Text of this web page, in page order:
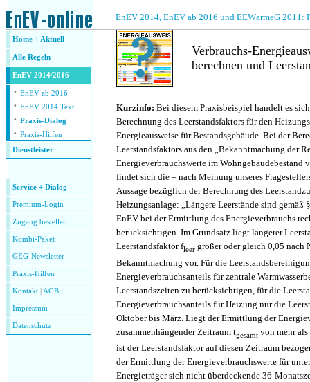
EnEV 2014, EnEV ab 2016 und EEWärmeG 2011:
Home + Aktuell
Alle Regeln
EnEV 2014/2016
· EnEV ab 2016
· EnEV 2014 Text
· Praxis-Dialog
· Praxis-Hilfen
Dienstleister
Service + Dialog
Premium-Login
Zugang bestellen
Kombi-Paket
GEG-Newsletter
Praxis-Hilfen
Kontakt AGB
Impressum
Datenschutz
Verbrauchs-
berechnen und
Kurzinfo: Bei diesem Praxisbeispiel handelt es
Berechnung des Leerstandsfaktors für den
Energieausweise für Bestandsgebäude. Bei der
Leerstandsfaktors aus den „Bekanntmachung der
Energieverbrauchswerte im Wohngebäudebestand
findet sich die – nach Meinung unseres
Aussage bezüglich der Berechnung des
Heizungsanlage: „Längere Leerstände sind gemäß
EnEV bei der Ermittlung des Energieverbrauchs
berücksichtigen. Im Grundsatz liegt längerer
Leerstandsfaktor fleer größer oder gleich 0,05 nach
Bekanntmachung vor. Für die
Energieverbrauchsanteils für zentrale
Leerstandszeiten zu berücksichtigen, für die
Energieverbrauchsanteils für Heizung nur die
Oktober bis März. Liegt der Ermittlung der
zusammenhängender Zeitraum tgesamt von mehr
ist der Leerstandsfaktor auf diesen Zeitraum
der Ermittlung der Energieverbrauchswerte für
Energieträger sich nicht überdeckende 36-